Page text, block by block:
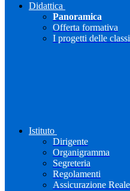
Didattica
Panoramica
Offerta formativa
I progetti delle classi
Istituto
Dirigente
Organigramma
Segreteria
Regolamenti
Assicurazione